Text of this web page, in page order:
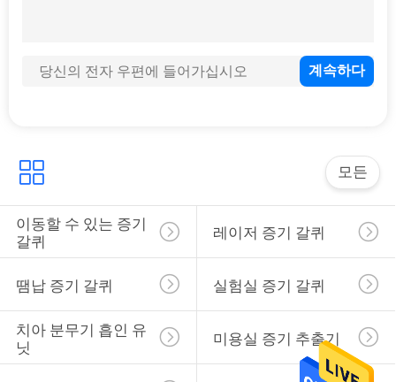
뜸요법 기계
12
1
모든
이동할 수 있는 증기
갈퀴
레이저 증기 갈퀴
땜납 증기 갈퀴 실험실 증기 갈퀴
치아 분무기 흡인 유
닛
미용실 증기 추출기